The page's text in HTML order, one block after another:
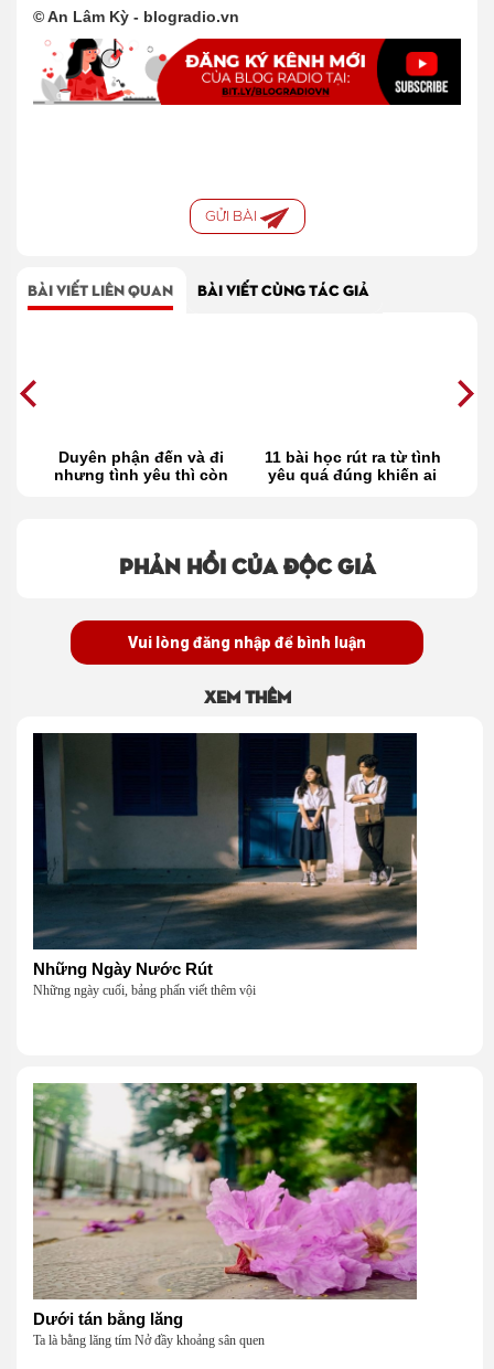
© An Lâm Kỳ - blogradio.vn
GỬI BÀI
BÀI VIẾT LIÊN QUAN BÀI VIẾT CÙNG TÁC GIẢ
11 bài học rút ra từ tình
yêu quá đúng khiến ai
Đi tìm nhược điểm
trong tình yêu của 12
Phản hồi của độc giả
Vui lòng đăng nhập để bình luận
Xem thêm
Những Ngày Nước Rút
Những ngày cuối, bảng phấn viết thêm vội
Dưới tán bằng lăng
Ta là bằng lăng tím Nở đầy khoảng sân quen